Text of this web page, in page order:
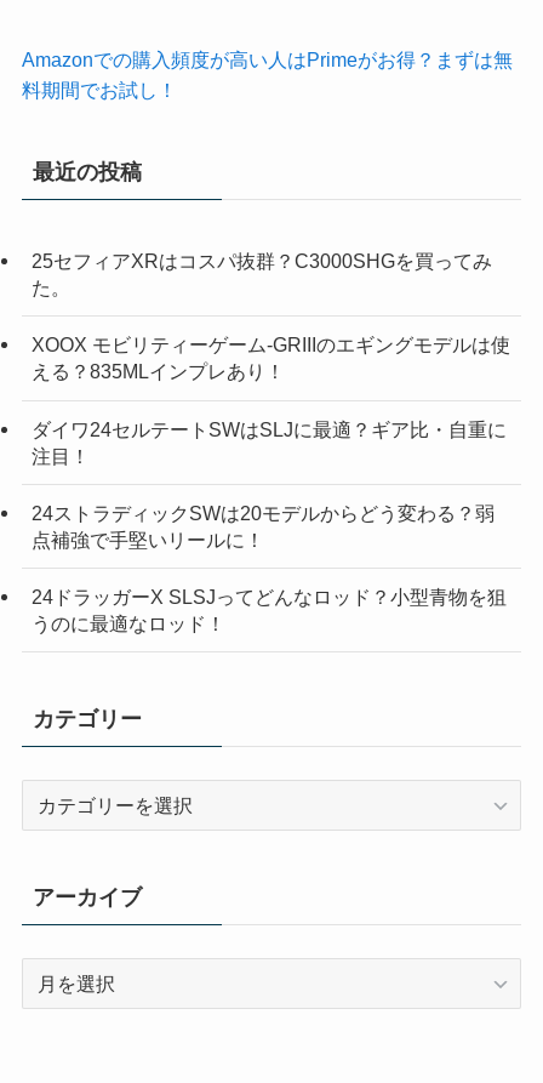
Amazonでの購入頻度が高い人はPrimeがお得？まずは無
料期間でお試し！
最近の投稿
25セフィアXRはコスパ抜群？C3000SHGを買ってみ
た。
XOOX モビリティーゲーム-GRIIIのエギングモデルは使
える？835MLインプレあり！
ダイワ24セルテートSWはSLJに最適？ギア比・自重に
注目！
24ストラディックSWは20モデルからどう変わる？弱
点補強で手堅いリールに！
24ドラッガーX SLSJってどんなロッド？小型青物を狙
うのに最適なロッド！
カテゴリー
リ
ー
アーカイブ